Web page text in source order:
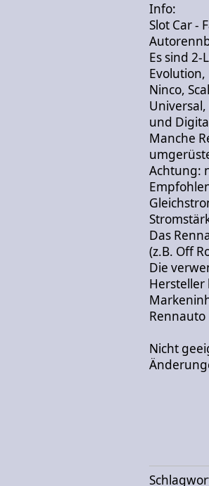
Info:
Slot Car -
Es sind 2-
Evolution,
Ninco,
und
Manche
Achtung:
Das
(z.B. Off
Die
Hersteller
Nicht